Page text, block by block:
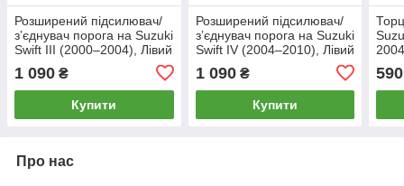
Розширений підсилювач/
зʼєднувач порога на Suzuki
Swift III (2000–2004), Лівий
1 090 ₴
Купити
Розширений підсилювач/
зʼєднувач порога на Suzuki
Swift IV (2004–2010), Лівий
1 090₴
Купити
590
Про нас